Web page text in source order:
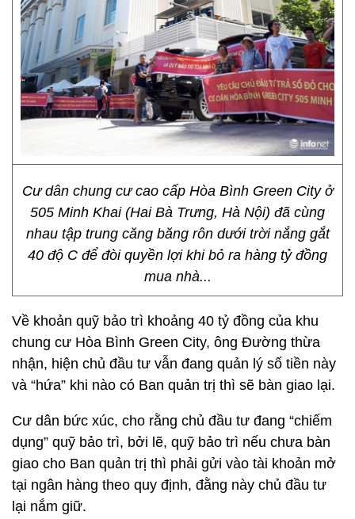
Cư dân chung cư cao cấp Hòa Bình Green City ở
505 Minh Khai (Hai Bà Trưng, Hà Nội) đã cùng
nhau tập trung căng băng rôn dưới trời nắng gắt
40 độ C để đòi quyền lợi khi bỏ ra hàng tỷ đồng
mua nhà...
Về khoản quỹ bảo trì khoảng 40 tỷ đồng của khu
chung cư Hòa Bình Green City, ông Đường thừa
nhận, hiện chủ đầu tư vẫn đang quản lý số tiền này
và “hứa” khi nào có Ban quản trị thì sẽ bàn giao lại.
Cư dân bức xúc, cho rằng chủ đầu tư đang “chiếm
dụng” quỹ bảo trì, bởi lẽ, quỹ bảo trì nếu chưa bàn
giao cho Ban quản trị thì phải gửi vào tài khoản mở
tại ngân hàng theo quy định, đằng này chủ đầu tư
lại nắm giữ.